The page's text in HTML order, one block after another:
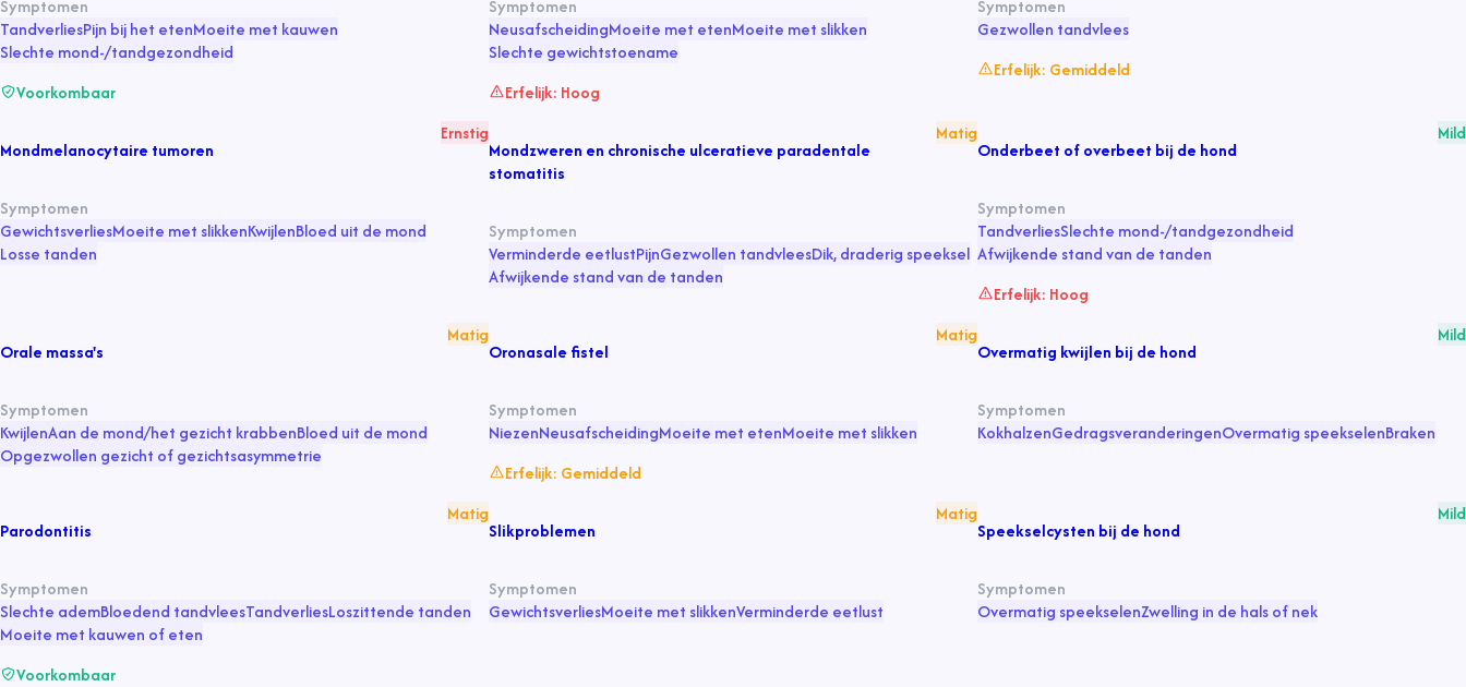
Symptomen
TandverliesPijn bij het etenMoeite met kauwen
Slechte mond-/tandgezondheid
Voorkombaar
Symptomen
NeusafscheidingMoeite met etenMoeite met slikken
Slechte gewichtstoename
Erfelijk: Hoog
Symptomen
Gezwollen tandvlees
Erfelijk: Gemiddeld
Mondmelanocytaire tumoren
Ernstig
Symptomen
GewichtsverliesMoeite met slikkenKwijlenBloed uit de mond
Losse tanden
Mondzweren en chronische ulceratieve paradentale
stomatitis
Matig
Symptomen
Verminderde eetlustPijnGezwollen tandvleesDik, draderig speeksel
Afwijkende stand van de tanden
Onderbeet of overbeet bij de hond
Mild
Symptomen
TandverliesSlechte mond-/tandgezondheid
Afwijkende stand van de tanden
Erfelijk: Hoog
Orale massa's
Matig
Symptomen
KwijlenAan de mond/het gezicht krabbenBloed uit de mond
Opgezwollen gezicht of gezichtsasymmetrie
Oronasale fistel
Matig
Symptomen
NiezenNeusafscheidingMoeite met etenMoeite met slikken
Erfelijk: Gemiddeld
Overmatig kwijlen bij de hond
Mild
Symptomen
KokhalzenGedragsveranderingenOvermatig speekselenBraken
Parodontitis
Matig
Symptomen
Slechte ademBloedend tandvleesTandverliesLoszittende tanden
Moeite met kauwen of eten
Voorkombaar
Slikproblemen
Matig
Symptomen
GewichtsverliesMoeite met slikkenVerminderde eetlust
Speekselcysten bij de hond
Mild
Symptomen
Overmatig speekselenZwelling in de hals of nek